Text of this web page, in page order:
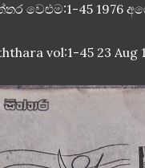
වෙළුම:1-45 1976
vol:1-45 23 Aug